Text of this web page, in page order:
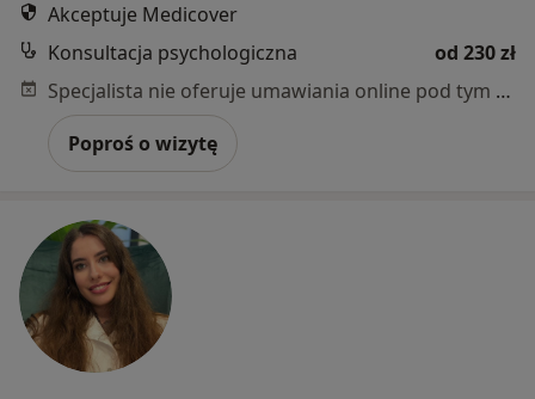
Akceptuje Medicover
Konsultacja psychologiczna
od 230 zł
Specjalista nie oferuje umawiania online pod tym adresem.
Poproś o wizytę